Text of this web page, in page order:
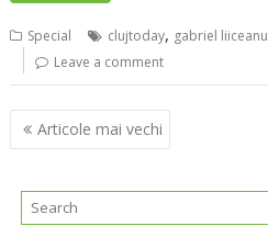
Special clujtoday, gabriel liiceanu
Leave a comment
Navigare
în
Articole mai vechi